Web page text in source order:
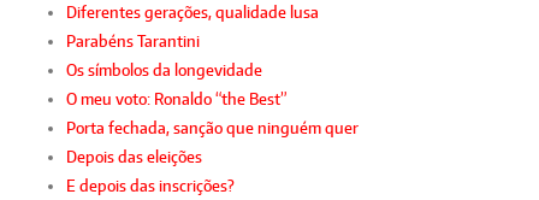
Diferentes gerações, qualidade lusa
Parabéns Tarantini
Os símbolos da longevidade
O meu voto: Ronaldo “the Best”
Porta fechada, sanção que ninguém quer
Depois das eleições
E depois das inscrições?